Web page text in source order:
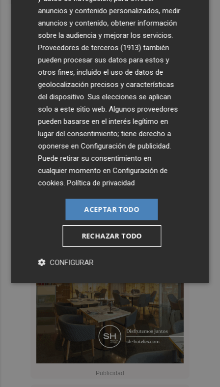
anuncios y contenido personalizados, medir
anuncios y contenido, obtener información
sobre la audiencia y mejorar los servicios.
Proveedores de terceros (1913) también
pueden procesar sus datos para estos y
otros fines, incluido el uso de datos de
geolocalización precisos y características
del dispositivo. Sus elecciones se aplican
solo a este sitio web. Algunos proveedores
pueden basarse en el interés legítimo en
lugar del consentimiento; tiene derecho a
oponerse enConfiguración de publicidad
Puede retirar su consentimiento en
cualquier momento enConfiguración de
cookies .Política de privacidad
ACEPTAR TODO
RECHAZAR TODO
CONFIGURAR